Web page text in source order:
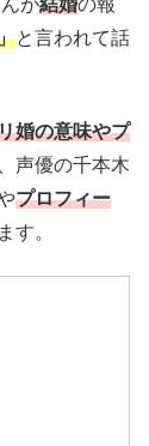
と言われて話
婚の意味やプ
声優の千本木
プロフィー
す。